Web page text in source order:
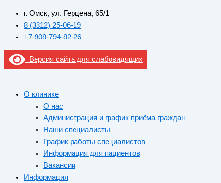
г. Омск, ул. Герцена, 65/1
8 (3812) 25-06-19
+7-908-794-82-26
Версия сайта для слабовидящих
О клинике
О нас
Администрация и график приёма граждан
Наши специалисты
График работы специалистов
Информация для пациентов
Вакансии
Информация